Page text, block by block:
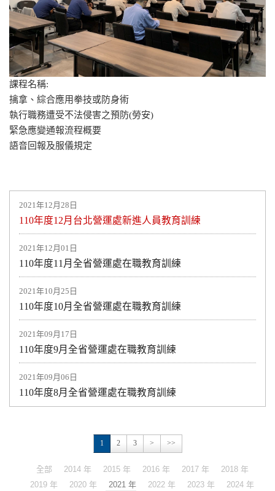
2021年12月28日
110年度12月台北營運處新進人員教育訓練
2021年12月01日
110年度11月全省營運處在職教育訓練
2021年10月25日
110年度10月全省營運處在職教育訓練
2021年09月17日
110年度9月全省營運處在職教育訓練
2021年09月06日
110年度8月全省營運處在職教育訓練
1 2 3 > >>
全部 2014 年 2015 年 2016 年 2017 年
2018 年
2019 年
2020 年 2021 年 2022 年 2023 年
2024 年
課程名稱:
擒拿、綜合應用拳技或防身術
執行職務遭受不法侵害之預防(勞安)
緊急應變通報流程概要
語音回報及服儀規定